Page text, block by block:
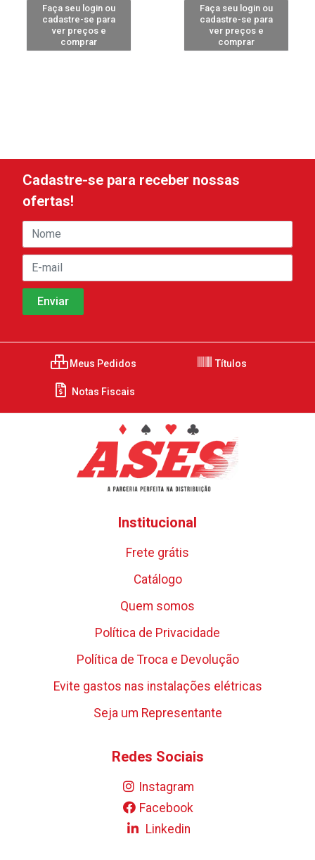
Faça seu login ou
cadastre-se para
ver preços e
comprar
Faça seu login ou
cadastre-se para
ver preços e
comprar
Cadastre-se para receber nossas
ofertas!
Meus Pedidos Títulos
Notas Fiscais
Institucional
Frete grátis
Catálogo
Quem somos
Política de Privacidade
Política de Troca e Devolução
Evite gastos nas instalações elétricas
Seja um Representante
Redes Sociais
Instagram
Facebook
Linkedin